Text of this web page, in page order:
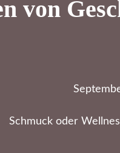
von
Schmuck oder